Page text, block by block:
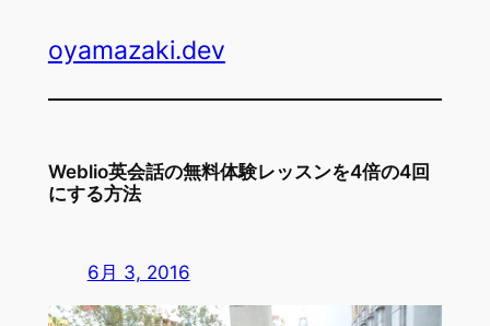
oyamazaki.dev
Weblio英会話の無料体験レッスンを4倍の4回
にする方法
6月 3, 2016